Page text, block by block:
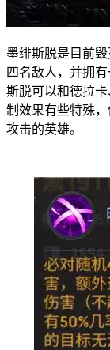
墨绯斯脱是目前
四名敌人，并拥
斯脱可以和德拉
制效果有些特殊
攻击的英雄。